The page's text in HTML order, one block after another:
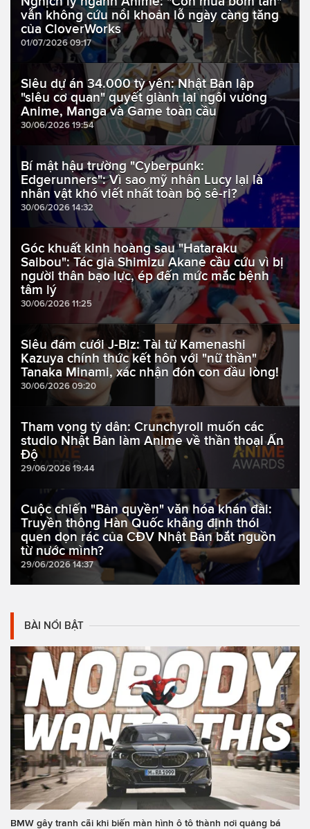
vẫn không cứu nổi khoản lỗ ngày càng tăng
của CloverWorks
01/07/2026 09:17
Siêu dự án 34.000 tỷ yên: Nhật Bản lập
"siêu cơ quan" quyết giành lại ngôi vương
Anime, Manga và Game toàn cầu
30/06/2026 19:54
Bí mật hậu trường "Cyberpunk:
Edgerunners": Vì sao mỹ nhân Lucy lại là
nhân vật khó viết nhất toàn bộ sê-ri?
30/06/2026 14:32
Góc khuất kinh hoàng sau "Hataraku
Saibou": Tác giả Shimizu Akane cầu cứu vì bị
người thân bạo lực, ép đến mức mắc bệnh
tâm lý
30/06/2026 11:25
Siêu đám cưới J-Biz: Tài tử Kamenashi
Kazuya chính thức kết hôn với "nữ thần"
Tanaka Minami, xác nhận đón con đầu lòng!
30/06/2026 09:20
Tham vọng tỷ dân: Crunchyroll muốn các
studio Nhật Bản làm Anime về thần thoại Ấn
Độ
29/06/2026 19:44
Cuộc chiến "Bản quyền" văn hóa khán đài:
Truyền thông Hàn Quốc khẳng định thói
quen dọn rác của CĐV Nhật Bản bắt nguồn
từ nước mình?
29/06/2026 14:37
BÀI NỔI BẬT
BMW gây tranh cãi khi biến màn hình ô tô thành nơi quảng bá